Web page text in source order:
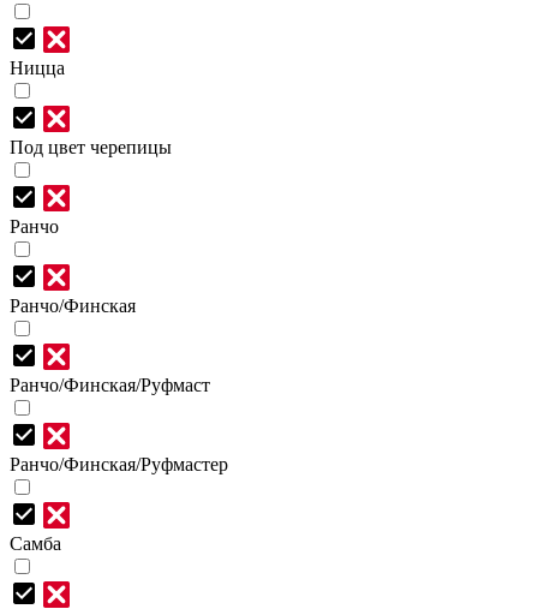
Ницца
Под цвет черепицы
Ранчо
Ранчо/Финская
Ранчо/Финская/Руфмаст
Ранчо/Финская/Руфмастер
Самба